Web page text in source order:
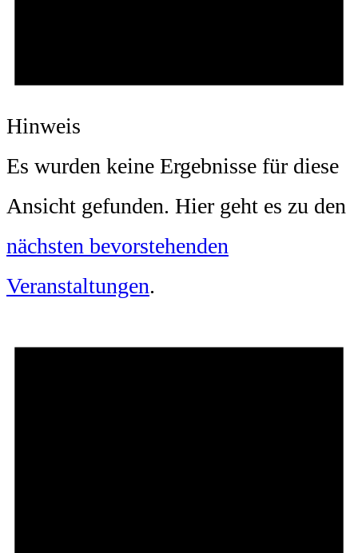
Hinweis
Es wurden keine Ergebnisse für diese
Ansicht gefunden. Hier geht es zu den
nächsten bevorstehenden
Veranstaltungen.